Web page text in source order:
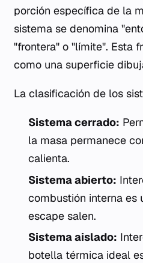
porción específica de la
sistema se denomina
"frontera" o "límite". Esta
como una superficie
La clasificación de los
Sistema cerrado:
la masa permanece
calienta.
Sistema abierto:
combustión interna es
escape salen.
Sistema aislado:
botella térmica ideal